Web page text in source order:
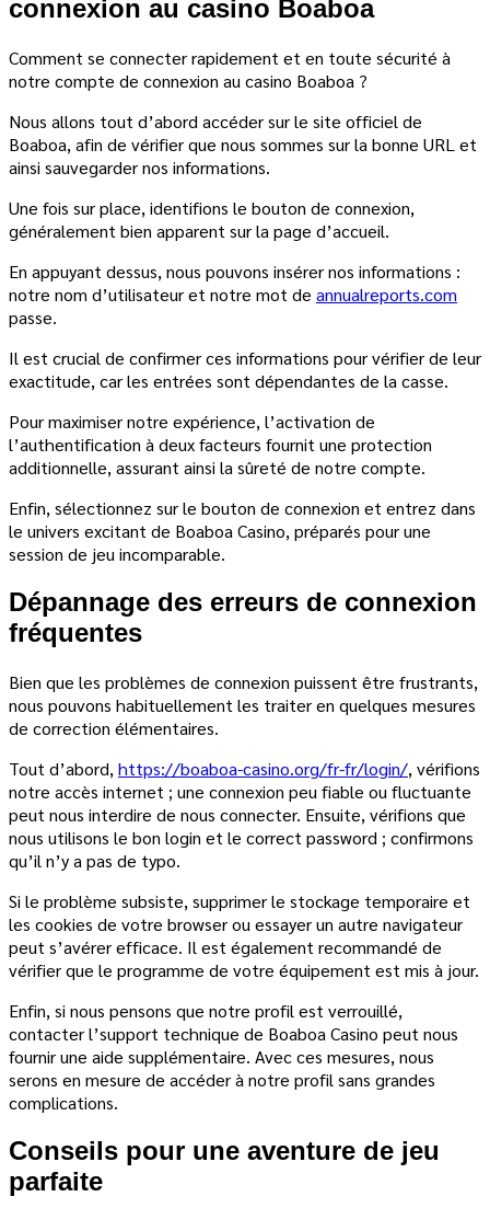
connexion au casino Boaboa
Comment se connecter rapidement et en toute sécurité à
notre compte de connexion au casino Boaboa ?
Nous allons tout d’abord accéder sur le site officiel de
Boaboa, afin de vérifier que nous sommes sur la bonne URL et
ainsi sauvegarder nos informations.
Une fois sur place, identifions le bouton de connexion,
généralement bien apparent sur la page d’accueil.
En appuyant dessus, nous pouvons insérer nos informations :
notre nom d’utilisateur et notre mot de annualreports.com
passe.
Il est crucial de confirmer ces informations pour vérifier de leur
exactitude, car les entrées sont dépendantes de la casse.
Pour maximiser notre expérience, l’activation de
l’authentification à deux facteurs fournit une protection
additionnelle, assurant ainsi la sûreté de notre compte.
Enfin, sélectionnez sur le bouton de connexion et entrez dans
le univers excitant de Boaboa Casino, préparés pour une
session de jeu incomparable.
Dépannage des erreurs de connexion
fréquentes
Bien que les problèmes de connexion puissent être frustrants,
nous pouvons habituellement les traiter en quelques mesures
de correction élémentaires.
Tout d’abord, https://boaboa-casino.org/fr-fr/login/, vérifions
notre accès internet ; une connexion peu fiable ou fluctuante
peut nous interdire de nous connecter. Ensuite, vérifions que
nous utilisons le bon login et le correct password ; confirmons
qu’il n’y a pas de typo.
Si le problème subsiste, supprimer le stockage temporaire et
les cookies de votre browser ou essayer un autre navigateur
peut s’avérer efficace. Il est également recommandé de
vérifier que le programme de votre équipement est mis à jour.
Enfin, si nous pensons que notre profil est verrouillé,
contacter l’support technique de Boaboa Casino peut nous
fournir une aide supplémentaire. Avec ces mesures, nous
serons en mesure de accéder à notre profil sans grandes
complications.
Conseils pour une aventure de jeu
parfaite